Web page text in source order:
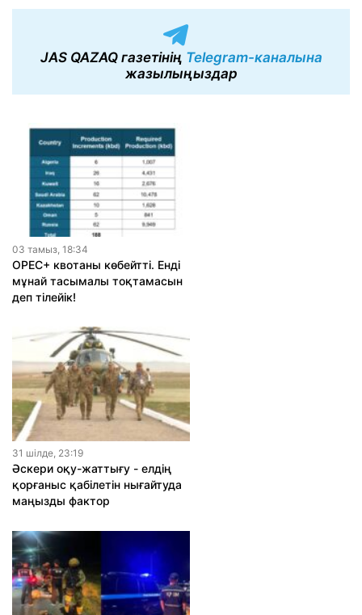
JAS QAZAQ газетінің Telegram-каналына
жазылыңыздар
03 тамыз, 18:34
OPEC+ квотаны көбейтті. Енді
мұнай тасымалы тоқтамасын
деп тілейік!
31 шiлде, 23:19
Әскери оқу-жаттығу - елдің
қорғаныс қабілетін нығайтуда
маңызды фактор